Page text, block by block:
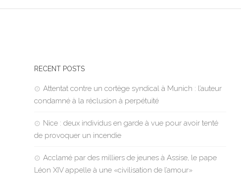
RECENT POSTS
Attentat contre un cortège syndical à Munich : l’auteur
condamné à la réclusion à perpétuité
Nice : deux individus en garde à vue pour avoir tenté
de provoquer un incendie
Acclamé par des milliers de jeunes à Assise, le pape
Léon XIV appelle à une «civilisation de l’amour»